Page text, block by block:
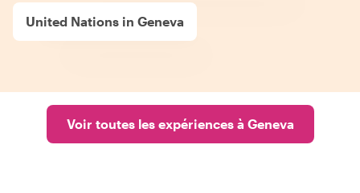
United Nations in Geneva
Voir toutes les expériences à Geneva